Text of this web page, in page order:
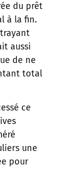
du prêt
à la fin.
aussi
de ne
total
ce
une
pour